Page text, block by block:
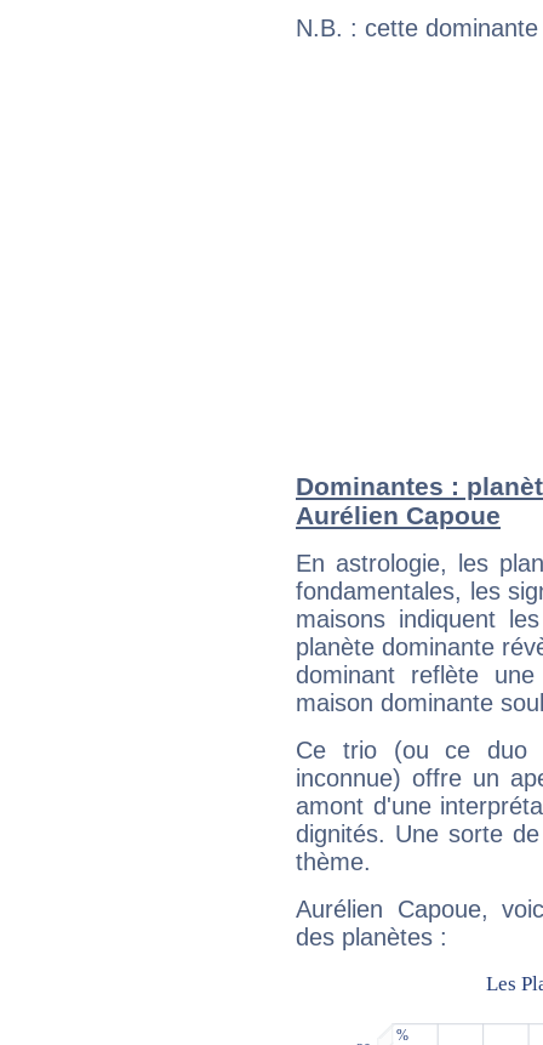
N.B. : cette
Dominantes :
Aurélien Capoue
En astrologie, les
fondamentales, les
maisons indiquent
planète dominante
dominant reflète
maison dominante
Ce trio (ou ce duo
inconnue) offre un
amont d'une
dignités. Une sorte
thème.
Aurélien Capoue,
des planètes :